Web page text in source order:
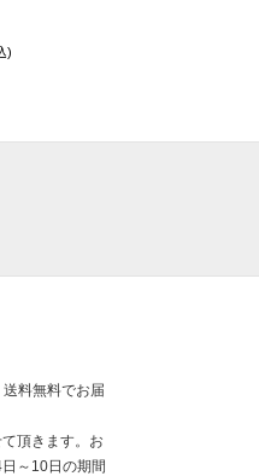
)
料無料でお届
頂きます。お
～10日の期間